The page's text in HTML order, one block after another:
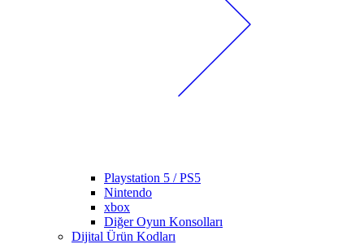
Playstation 5 / PS5
Nintendo
xbox
Diğer Oyun Konsolları
Dijital Ürün Kodları